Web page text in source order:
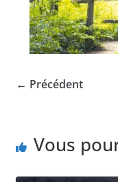
← Précédent
Vous